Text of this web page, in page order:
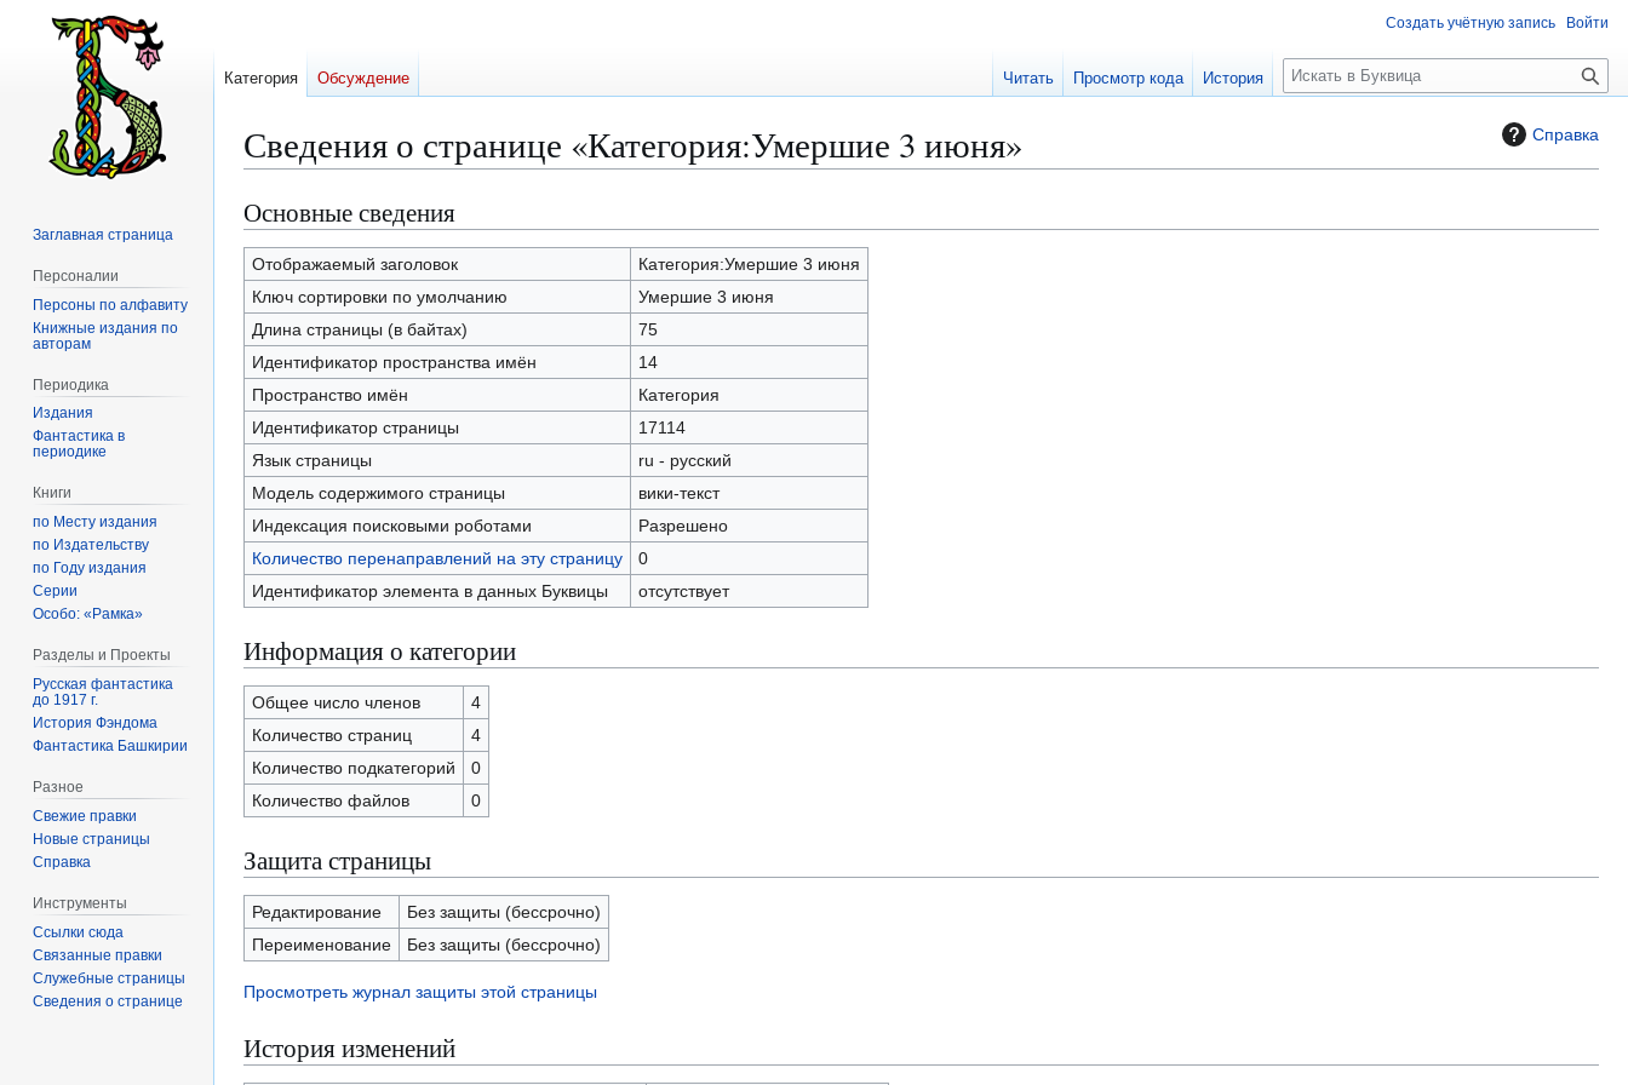
Справка
Сведения о странице «Категория:Умершие 3 июня»
Перейти
к
навигации
Перейти
к
поиску
Основные сведения
Отображаемый заголовок
Категория:Умершие 3 июня
Ключ сортировки по умолчанию
Умершие 3 июня
Длина страницы (в байтах)
75
Идентификатор пространства имён
14
Пространство имён
Категория
Идентификатор страницы
17114
Язык страницы
ru - русский
Модель содержимого страницы
вики-текст
Индексация поисковыми роботами
Разрешено
Количество перенаправлений на эту страницу
0
Идентификатор элемента в данных Буквицы
отсутствует
Информация о категории
Общее число членов
4
Количество страниц
4
Количество подкатегорий
0
Количество файлов
0
Защита страницы
Редактирование
Без защиты (бессрочно)
Переименование
Без защиты (бессрочно)
Просмотреть журнал защиты этой страницы
История изменений
Создать учётную запись Войти
Категория Обсуждение Читать Просмотр кода История
П
о
к
Заглавная страница
Персоналии
Персоны по алфавиту
Книжные издания по
авторам
Периодика
Издания
Фантастика в
периодике
Книги
по Месту издания
по Издательству
по Году издания
Серии
Особо: «Рамка»
Разделы и Проекты
Русская фантастика
до 1917 г.
История Фэндома
Фантастика Башкирии
Разное
Свежие правки
Новые страницы
Справка
Инструменты
Ссылки сюда
Связанные правки
Служебные страницы
Сведения о странице